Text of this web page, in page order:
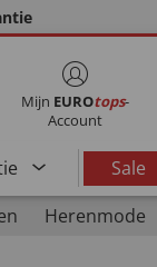
Mijn EUROtops-
Account
Sale
Herenmode